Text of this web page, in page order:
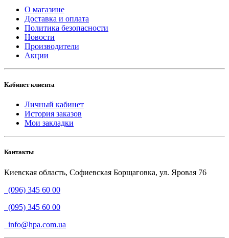
О магазине
Доставка и оплата
Политика безопасности
Новости
Производители
Акции
Кабинет клиента
Личный кабинет
История заказов
Мои закладки
Контакты
Киевская область, Софиевская Борщаговка, ул. Яровая 76
(096) 345 60 00
(095) 345 60 00
info@hpa.com.ua